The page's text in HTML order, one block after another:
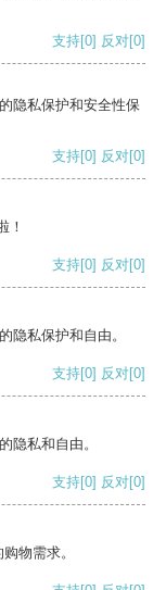
支持[0] 反对[0]
隐私保护和安全性保
支持[0] 反对[0]
！
支持[0] 反对[0]
隐私保护和自由。
支持[0] 反对[0]
隐私和自由。
支持[0] 反对[0]
物需求。